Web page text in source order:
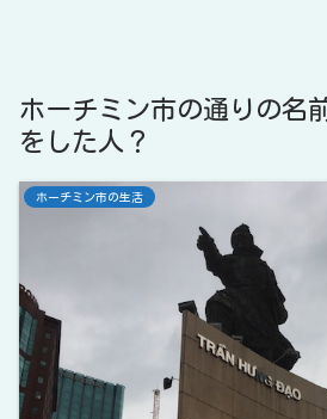
ホーチミン市の通りの名
をした人？
ホーチミン市の生活